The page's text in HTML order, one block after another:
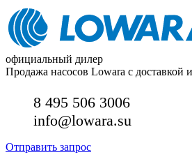
официальный дилер
Продажа насосов Lowara с доставкой
8 495 506 3006
info@lowara.su
Отправить запрос